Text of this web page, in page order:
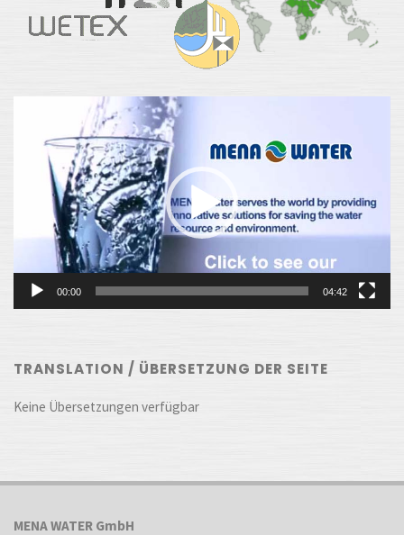
00:00 04:42
TRANSLATION / ÜBERSETZUNG DER SEITE
Keine Übersetzungen verfügbar
MENA WATER GmbH